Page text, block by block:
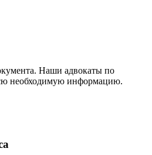
Наши адвокаты по
необходимую информацию.